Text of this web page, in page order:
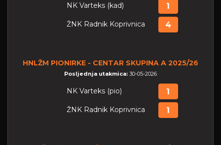
NK Varteks (kad) 1
ŽNK Radnik Koprivnica 4
HNLŽM PIONIRKE - CENTAR SKUPINA A 2025/26
Posljednja utakmica: 30-05-2026
NK Varteks (pio) 1
ŽNK Radnik Koprivnica 1